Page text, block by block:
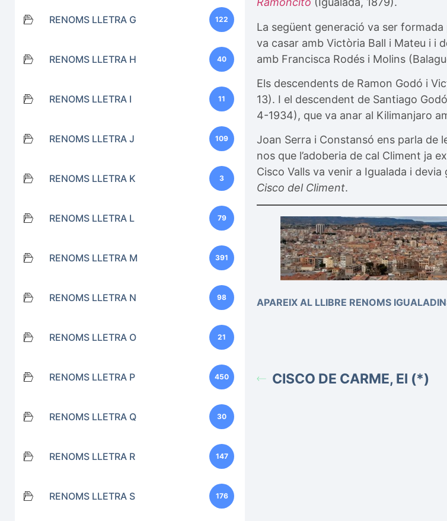
RENOMS LLETRA G 122
RENOMS LLETRA H 40
RENOMS LLETRA I 11
RENOMS LLETRA J 109
RENOMS LLETRA K 3
RENOMS LLETRA L 79
RENOMS LLETRA M 391
RENOMS LLETRA N 98
RENOMS LLETRA O 21
RENOMS LLETRA P 450
RENOMS LLETRA Q 30
RENOMS LLETRA R 147
RENOMS LLETRA S 176
La següent generació va ser formada
va casar amb Victòria Ball i Mateu i i
amb Francisca Rodés i Molins
Els descendents de Ramon Godó i
13). I el descendent de Santiago
4-1934), que va anar al Kilimanjaro
Joan Serra i Constansó ens parla de
nos que l’adoberia de cal Climent ja
Cisco Valls va venir a Igualada i
Cisco del Climent.
APAREIX AL LLIBRE RENOMS
CISCO DE CARME, El (*)